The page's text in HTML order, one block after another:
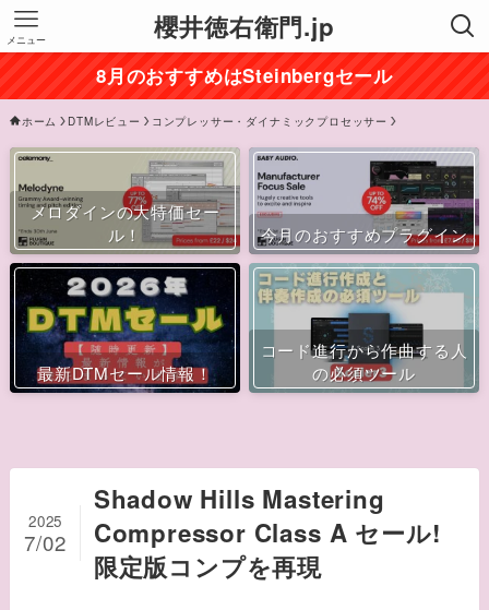
櫻井徳右衛門.jp
メニュー
8月のおすすめはSteinbergセール
ホーム DTMレビュー コンプレッサー・ダイナミックプロセッサー
メロダインの大特価セー
ル！
今月のおすすめプラグイン
最新DTMセール情報！
コード進行から作曲する人
の必須ツール
Shadow Hills Mastering
Compressor Class A セール!
限定版コンプを再現
2025
7/02